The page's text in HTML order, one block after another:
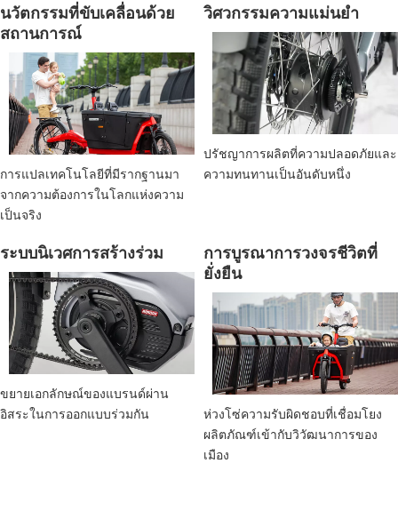
นวัตกรรมที่ขับเคลื่อนด้วย
สถานการณ์
การแปลเทคโนโลยีที่มีรากฐานมา
จากความต้องการในโลกแห่งความ
เป็นจริง
วิศวกรรมความแม่นยำ
ปรัชญาการผลิตที่ความปลอดภัยและ
ความทนทานเป็นอันดับหนึ่ง
ระบบนิเวศการสร้างร่วม
ขยายเอกลักษณ์ของแบรนด์ผ่าน
อิสระในการออกแบบร่วมกัน
การบูรณาการวงจรชีวิตที่
ยั่งยืน
ห่วงโซ่ความรับผิดชอบที่เชื่อมโยง
ผลิตภัณฑ์เข้ากับวิวัฒนาการของ
เมือง